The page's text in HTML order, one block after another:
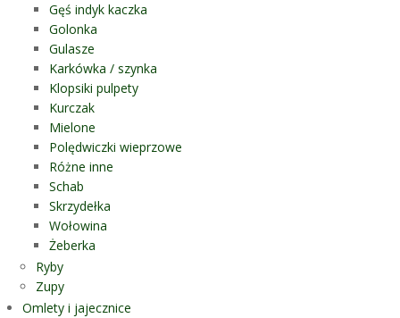
Gęś indyk kaczka
Golonka
Gulasze
Karkówka / szynka
Klopsiki pulpety
Kurczak
Mielone
Polędwiczki wieprzowe
Różne inne
Schab
Skrzydełka
Wołowina
Żeberka
Ryby
Zupy
Omlety i jajecznice